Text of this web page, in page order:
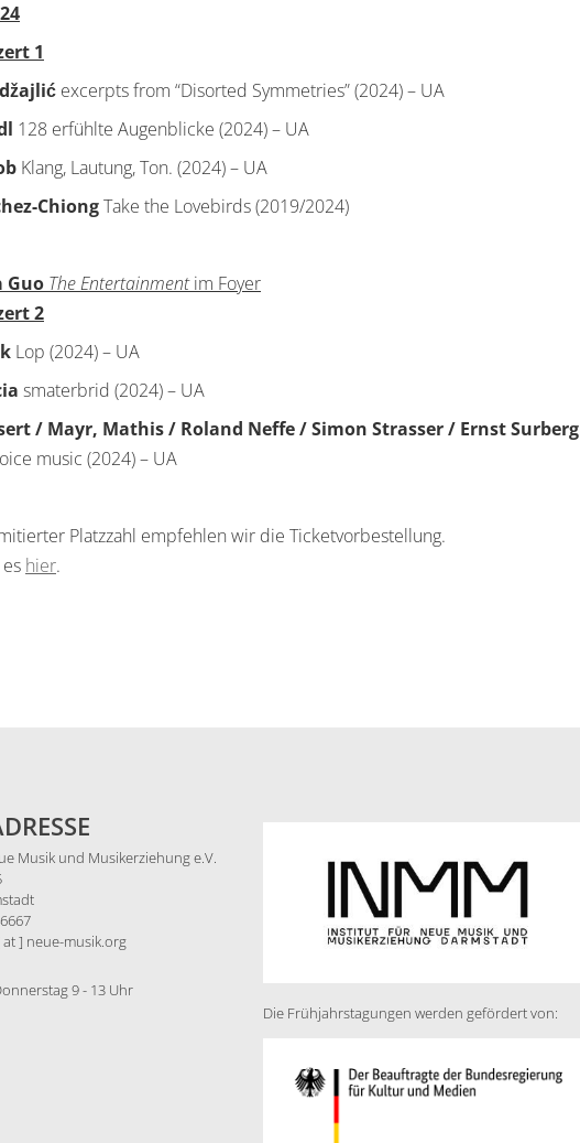
1
excerpts from “Disorted Symmetries” (2024) – UA
128 erfühlte Augenblicke (2024) – UA
Klang, Lautung, Ton. (2024) – UA
ChiongTake the Lovebirds (2019/2024)
Guo The Entertainmentim Foyer
2
Lop (2024) – UA
smaterbrid (2024) – UA
/ Mayr, Mathis / Roland Neffe / Simon Strasser / Ernst Surberg
music (2024) – UA
Platzzahl empfehlen wir die Ticketvorbestellung.
hier.
Musik und Musikerziehung e.V.
at ] neue-musik.org
9 - 13 Uhr
Die Frühjahrstagungen werden gefördert von: